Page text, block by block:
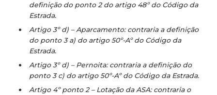
definição do ponto 2 do artigo 48º do Código da
Estrada.
Artigo 3º d) – Aparcamento: contraria a definição
do ponto 3 a) do artigo 50º-Aº do Código da
Estrada.
Artigo 3º d) – Pernoita: contraria a definição do
ponto 3 c) do artigo 50º-Aº do Código da Estrada.
Artigo 4º ponto 2 – Lotação da ASA: contraria o